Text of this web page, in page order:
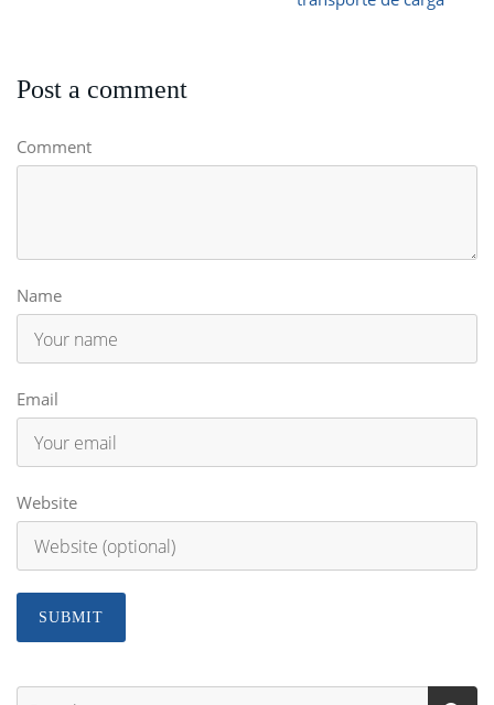
Post a comment
Comment
Name
Email
Website